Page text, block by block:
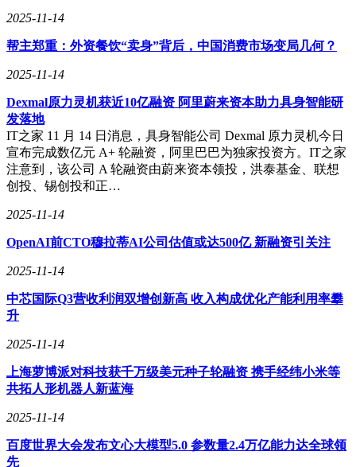
市场营销与代理机构、采矿能源和资源、办公支持、采购供应
链与物流、销售以及技术等行业也提供了详细的岗位薪酬范
围，并为招聘和求职提供了相关指引。这些详尽的数据不仅有
助于求职者更好地了解市场薪酬水平，也为雇主在制定薪酬策
2025-11-14
帮主郑重：外资餐饮“卖身”背后，中国消费市场变局几何？
2025-11-14
Dexmal原力灵机获近10亿融资 阿里蔚来资本助力具身智能研
发落地
IT之家 11 月 14 日消息，具身智能公司 Dexmal 原力灵机今日
宣布完成数亿元 A+ 轮融资，阿里巴巴为独家投资方。IT之家
注意到，该公司 A 轮融资由蔚来资本领投，洪泰基金、联想
创投、锡创投和正…
2025-11-14
OpenAI前CTO穆拉蒂AI公司估值或达500亿 新融资引关注
2025-11-14
中芯国际Q3营收利润双增创新高 收入构成优化产能利用率攀
升
2025-11-14
上海萝博派对科技获千万级美元种子轮融资 携手经纬小米等
共拓人形机器人新蓝海
2025-11-14
百度世界大会发布文心大模型5.0 参数量2.4万亿能力达全球领
先